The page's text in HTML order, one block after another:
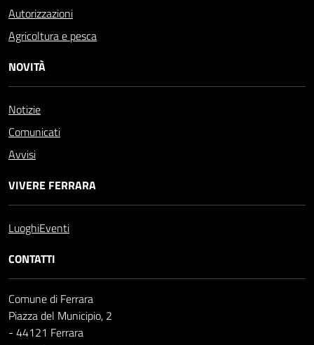
Autorizzazioni
Agricoltura e pesca
NOVITÀ
Notizie
Comunicati
Avvisi
VIVERE FERRARA
LuoghiEventi
CONTATTI
Comune di Ferrara
Piazza del Municipio, 2
- 44121 Ferrara